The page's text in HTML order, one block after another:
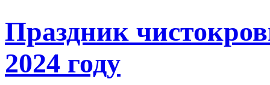
Праздник
2024 году